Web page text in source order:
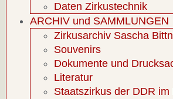
Daten Zirkustechnik
ARCHIV und SAMMLUNGEN
Zirkusarchiv Sascha
Souvenirs
Dokumente und
Literatur
Staatszirkus der DDR im